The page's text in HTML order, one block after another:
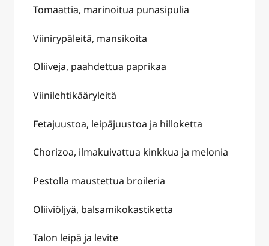
Tomaattia, marinoitua punasipulia
Viinirypäleitä, mansikoita
Oliiveja, paahdettua paprikaa
Viinilehtikääryleitä
Fetajuustoa, leipäjuustoa ja hilloketta
Chorizoa, ilmakuivattua kinkkua ja melonia
Pestolla maustettua broileria
Oliiviöljyä, balsamikokastiketta
Talon leipä ja levite